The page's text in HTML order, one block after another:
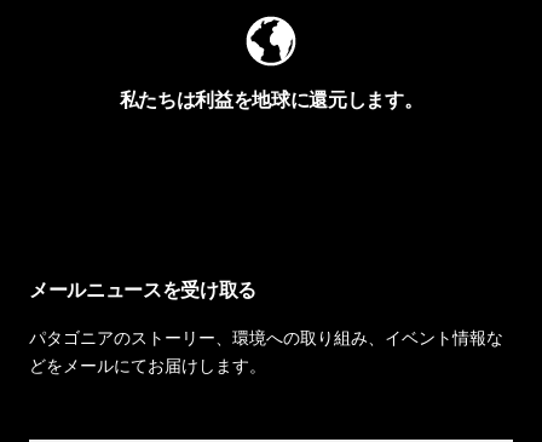
私たちは利益を地球に還元します。
メールニュースを受け取る
パタゴニアのストーリー、環境への取り組み、イベント情報な
どをメールにてお届けします。